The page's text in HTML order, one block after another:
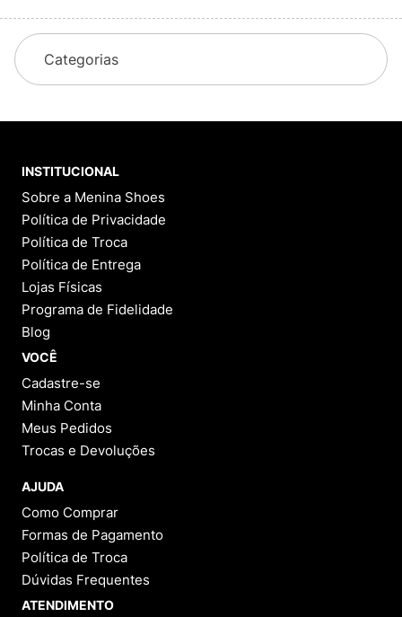
Categorias
INSTITUCIONAL
Sobre a Menina Shoes
Política de Privacidade
Política de Troca
Política de Entrega
Lojas Físicas
Programa de Fidelidade
Blog
VOCÊ
Cadastre-se
Minha Conta
Meus Pedidos
Trocas e Devoluções
AJUDA
Como Comprar
Formas de Pagamento
Política de Troca
Dúvidas Frequentes
ATENDIMENTO